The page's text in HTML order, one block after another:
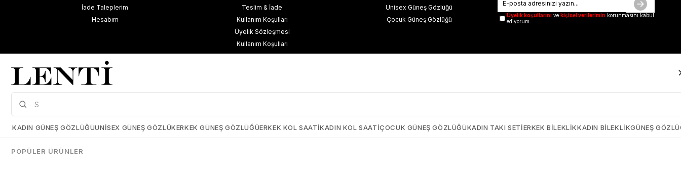
İade Taleplerim
Hesabım
Teslim & İade
Kullanım Koşulları
Üyelik Sözleşmesi
Kullanım Koşulları
Mesafeli Satış Sözleşmesi
Blog
Unisex Güneş Gözlüğü
Çocuk Güneş Gözlüğü
Üyelik koşullarını ve kişisel verilerimin korunmasını kabul
ediyorum.
Çerez Kullanımı
kullanmaktayız. Detaylı bilgi için kişisel verilerin korunması hakkında
açıklama metnimizi inceleyebilirsiniz.
KADIN GÜNEŞ GÖZLÜĞÜUNISEX GÜNEŞ GÖZLÜKERKEK GÜNEŞ GÖZLÜĞÜERKEK KOL SAATIKADIN KOL SAATIÇOCUK GÜNEŞ GÖZLÜĞÜKADIN TAKI SETIERKEK BILEKLIKKADIN BILEKLIKGÜNEŞ
POPÜLER ÜRÜNLER